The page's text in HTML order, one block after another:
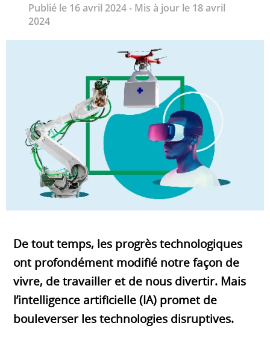
Publié le 16 avril 2024 - Mis à jour le 18 avril
2024
De tout temps, les progrès technologiques
ont profondément modifié notre façon de
vivre, de travailler et de nous divertir. Mais
l’intelligence artificielle (IA) promet de
bouleverser les technologies disruptives.